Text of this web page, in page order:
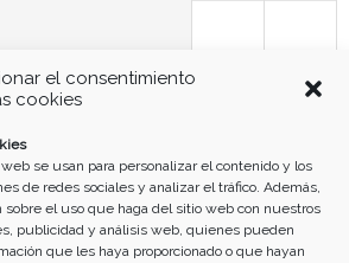
el consentimiento
cookies
se usan para personalizar el contenido y los
de redes sociales y analizar el tráfico. Además,
sobre el uso que haga del sitio web con nuestros
publicidad y análisis web, quienes pueden
que les haya proporcionado o que hayan
12
19 20 21 22 23